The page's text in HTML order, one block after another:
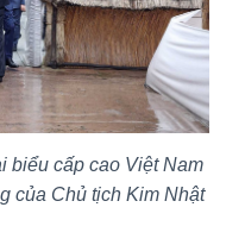
biểu cấp cao Việt Nam
của Chủ tịch Kim Nhật